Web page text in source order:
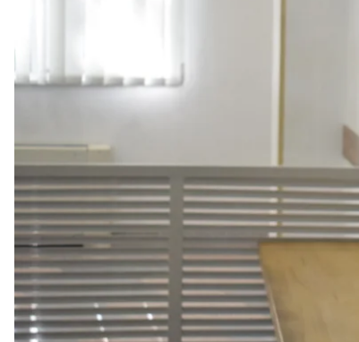
Бізнесменові Ігорю Коломойському, який
призначили новий запобіжний захід за
Про це
Коломойський перебуває в ізоляторі
безпеки у шахрайстві та легалізації майна.
Наразі Печерський районний суд Києва
права на заставу.